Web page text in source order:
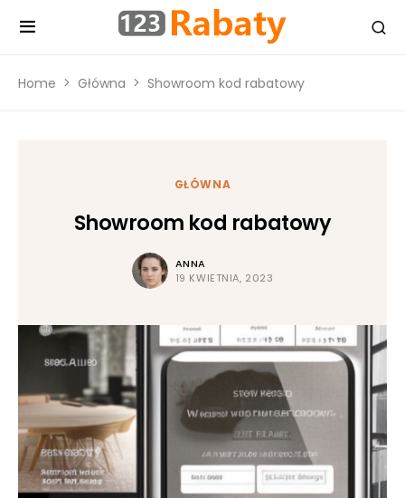
Home Główna Showroom kod rabatowy
GŁÓWNA
Showroom kod rabatowy
ANNA
19 KWIETNIA, 2023